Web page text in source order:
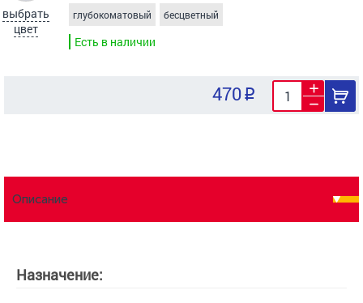
выбрать
цвет
глубокоматовый бесцветный
Есть в наличии
470
Описание
Назначение: